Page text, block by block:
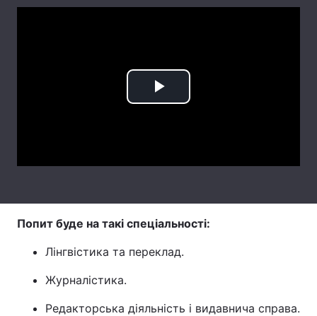
Play
Попит буде на такі спеціальності:
Лінгвістика та переклад.
Журналістика.
Редакторська діяльність і видавнича справа.